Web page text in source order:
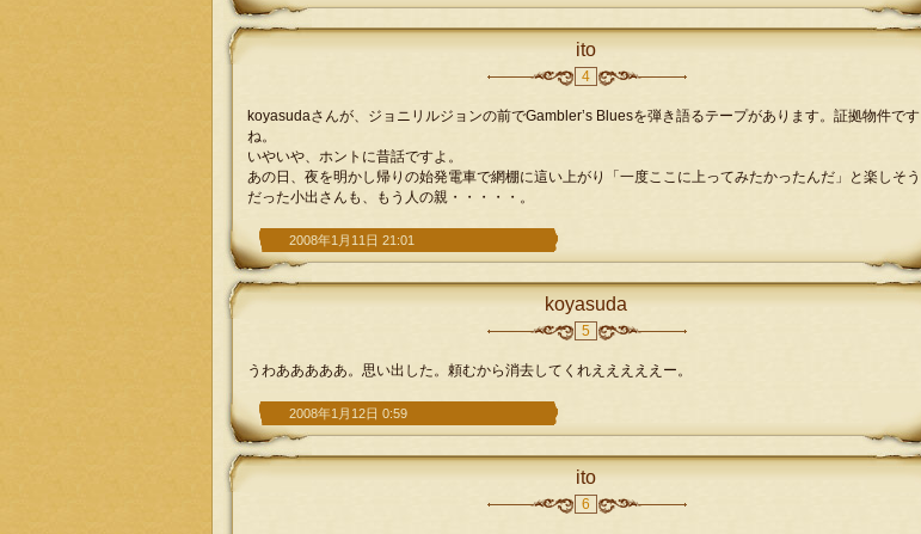
ito
4
koyasudaさんが、ジョニリルジョンの前でGambler’s Bluesを弾き語るテープがあります。証拠物件です
ね。
いやいや、ホントに昔話ですよ。
あの日、夜を明かし帰りの始発電車で網棚に這い上がり「一度ここに上ってみたかったんだ」と楽しそう
だった小出さんも、もう人の親・・・・・。
2008年1月11日 21:01
koyasuda
5
うわあああああ。思い出した。頼むから消去してくれえええええー。
2008年1月12日 0:59
ito
6